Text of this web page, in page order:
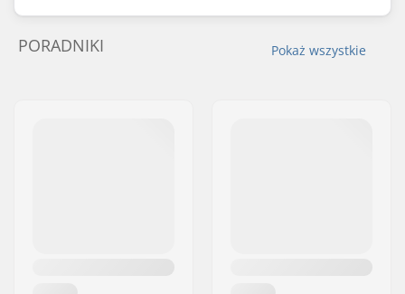
Pokaż wszystkie
PORADNIKI